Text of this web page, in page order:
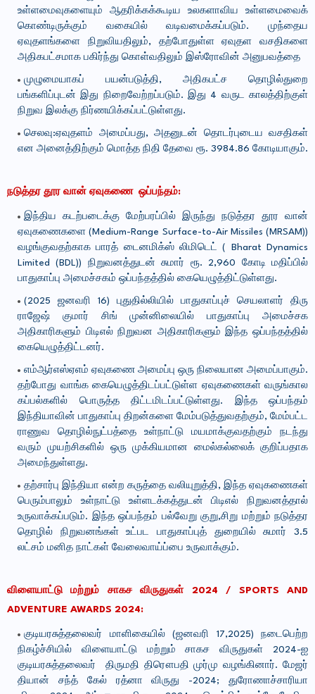
உள்ளமைவுகளையும் ஆதரிக்கக்கூடிய உலகளாவிய உள்ளமைவைக்
கொண்டிருக்கும் வகையில் வடிவமைக்கப்படும். முந்தைய
ஏவுதளங்களை நிறுவியதிலும், தற்போதுள்ள ஏவுதள வசதிகளை
அதிகபட்சமாக பகிர்ந்து கொள்வதிலும் இஸ்ரோவின் அனுபவத்தை
முழுமையாகப் பயன்படுத்தி, அதிகபட்ச தொழில்துறை
பங்களிப்புடன் இது நிறைவேற்றப்படும். இது 4 வருட காலத்திற்குள்
நிறுவ இலக்கு நிர்ணயிக்கப்பட்டுள்ளது.
செலவு:ஏவுதளம் அமைப்பது, அதனுடன் தொடர்புடைய வசதிகள்
என அனைத்திற்கும் மொத்த நிதி தேவை ரூ. 3984.86 கோடியாகும்.
நடுத்தர தூர வான் ஏவுகணை ஒப்பந்தம்:
இந்திய கடற்படைக்கு மேற்பரப்பில் இருந்து நடுத்தர தூர வான்
ஏவுகணைகளை (Medium-Range Surface-to-Air Missiles (MRSAM))
வழங்குவதற்காக பாரத் டைனமிக்ஸ் லிமிடெட் ( Bharat Dynamics
Limited (BDL)) நிறுவனத்துடன் சுமார் ரூ. 2,960 கோடி மதிப்பில்
பாதுகாப்பு அமைச்சகம் ஒப்பந்தத்தில் கையெழுத்திட்டுள்ளது.
(2025 ஜனவரி 16) புதுதில்லியில் பாதுகாப்புச் செயலாளர் திரு
ராஜேஷ் குமார் சிங் முன்னிலையில் பாதுகாப்பு அமைச்சக
அதிகாரிகளும் பிடிஎல் நிறுவன அதிகாரிகளும் இந்த ஒப்பந்தத்தில்
கையெழுத்திட்டனர்.
எம்ஆர்எஸ்ஏஎம் ஏவுகணை அமைப்பு ஒரு நிலையான அமைப்பாகும்.
தற்போது வாங்க கையெழுத்திடப்பட்டுள்ள ஏவுகணைகள் வருங்கால
கப்பல்களில் பொருத்த திட்டமிடப்பட்டுள்ளது. இந்த ஒப்பந்தம்
இந்தியாவின் பாதுகாப்பு திறன்களை மேம்படுத்துவதற்கும், மேம்பட்ட
ராணுவ தொழில்நுட்பத்தை உள்நாட்டு மயமாக்குவதற்கும் நடந்து
வரும் முயற்சிகளில் ஒரு முக்கியமான மைல்கல்லைக் குறிப்பதாக
அமைந்துள்ளது.
தற்சார்பு இந்தியா என்ற கருத்தை வலியுறுத்தி, இந்த ஏவுகணைகள்
பெரும்பாலும் உள்நாட்டு உள்ளடக்கத்துடன் பிடிஎல் நிறுவனத்தால்
உருவாக்கப்படும். இந்த ஒப்பந்தம் பல்வேறு குறு,சிறு மற்றும் நடுத்தர
தொழில் நிறுவனங்கள் உட்பட பாதுகாப்புத் துறையில் சுமார் 3.5
லட்சம் மனித நாட்கள் வேலைவாய்ப்பை உருவாக்கும்.
விளையாட்டு மற்றும் சாகச விருதுகள் 2024 / SPORTS AND
ADVENTURE AWARDS 2024:
குடியரசுத்தலைவர் மாளிகையில் (ஜனவரி 17,2025) நடைபெற்ற
நிகழ்ச்சியில் விளையாட்டு மற்றும் சாகச விருதுகள் 2024-ஐ
குடியரசுத்தலைவர் திருமதி திரௌபதி முர்மு வழங்கினார். மேஜர்
தியான் சந்த் கேல் ரத்னா விருது -2024; துரோணாச்சாரியா